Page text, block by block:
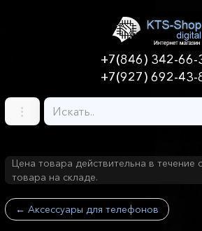
+7(846) 342-66-
+7(927) 692-43-
Цена товара действительна в течение
товара на складе.
← Аксессуары для телефонов